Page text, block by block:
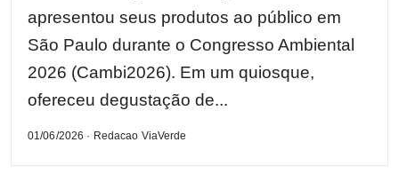
apresentou seus produtos ao público em
São Paulo durante o Congresso Ambiental
2026 (Cambi2026). Em um quiosque,
ofereceu degustação de...
01/06/2026 · Redacao ViaVerde